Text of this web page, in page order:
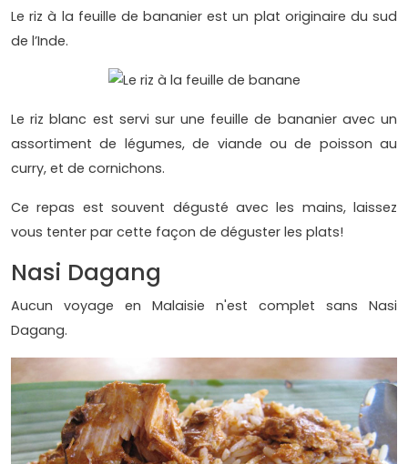
Le riz à la feuille de bananier est un plat originaire du sud
de l’Inde.
Le riz blanc est servi sur une feuille de bananier avec un
assortiment de légumes, de viande ou de poisson au
curry, et de cornichons.
Ce repas est souvent dégusté avec les mains, laissez
vous tenter par cette façon de déguster les plats!
Nasi Dagang
Aucun voyage en Malaisie n'est complet sans Nasi
Dagang.